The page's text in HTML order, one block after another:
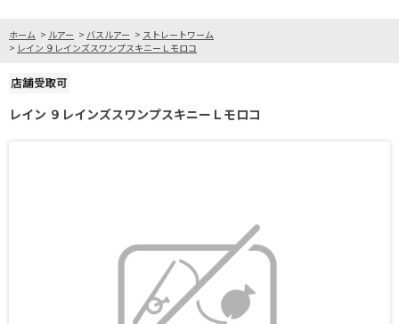
ホーム > ルアー > バスルアー > ストレートワーム
> レイン ９レインズスワンプスキニーＬモロコ
レイン ９レインズスワンプスキニーＬモロコ